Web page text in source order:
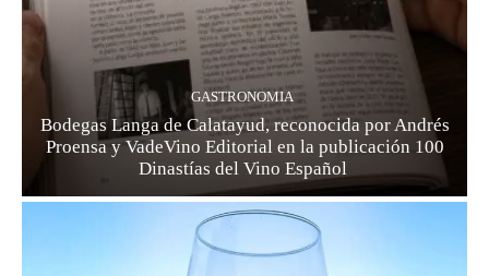
GASTRONOMIA
Bodegas Langa de Calatayud, reconocida por Andrés
Proensa y VadeVino Editorial en la publicación 100
Dinastías del Vino Español